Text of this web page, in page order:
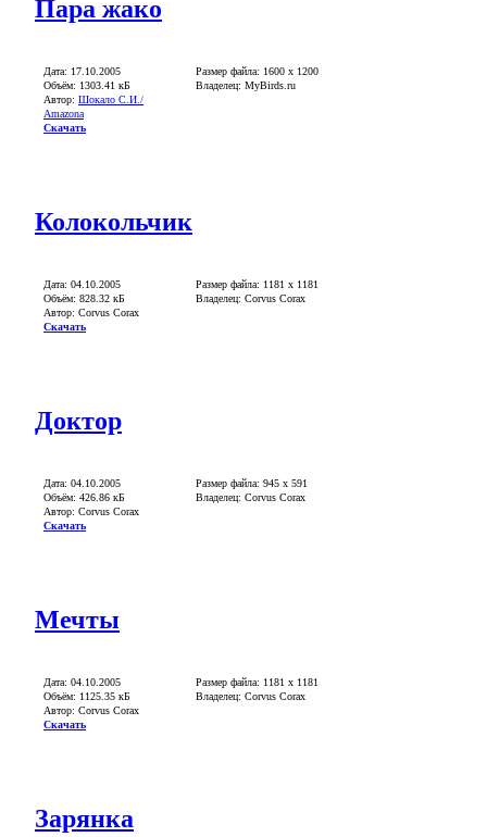
Пара жако
Дата: 17.10.2005
Объём: 1303.41 кБ
Автор: Шокало С.И./
Amazona
Скачать
Размер файла: 1600 х 1200
Владелец: MyBirds.ru
Колокольчик
Дата: 04.10.2005
Объём: 828.32 кБ
Автор: Corvus Corax
Скачать
Размер файла: 1181 x 1181
Владелец: Corvus Corax
Доктор
Дата: 04.10.2005
Объём: 426.86 кБ
Автор: Corvus Corax
Скачать
Размер файла: 945 x 591
Владелец: Corvus Corax
Мечты
Дата: 04.10.2005
Объём: 1125.35 кБ
Автор: Corvus Corax
Скачать
Размер файла: 1181 x 1181
Владелец: Corvus Corax
Зарянка